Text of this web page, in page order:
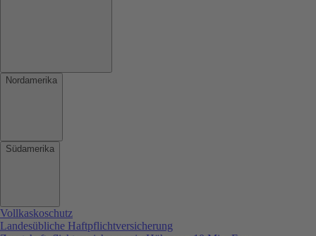
Nordamerika
Südamerika
Vollkaskoschutz
Landesübliche Haftpflichtversicherung